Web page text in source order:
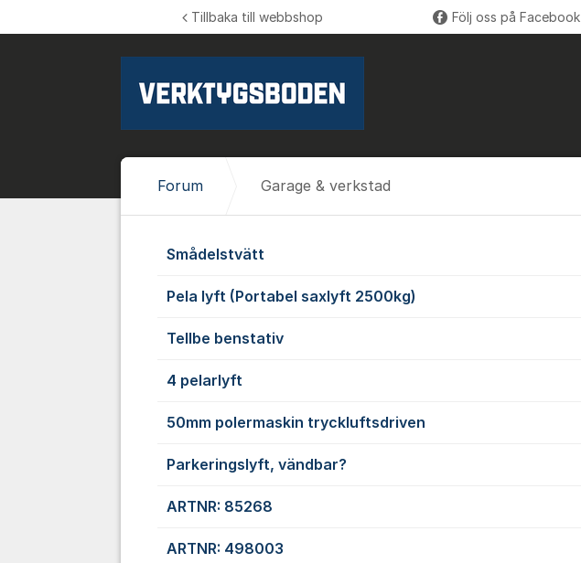
Tillbaka till webbshop Följ oss på Facebook
Forum Garage & verkstad
Garage & verkstad
Smådelstvätt
Pela lyft (Portabel saxlyft 2500kg)
Tellbe benstativ
4 pelarlyft
50mm polermaskin tryckluftsdriven
Parkeringslyft, vändbar?
ARTNR: 85268
ARTNR: 498003